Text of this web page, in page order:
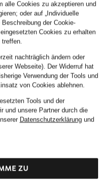
alle Cookies zu akzeptieren und
oder auf „Individuelle
der Cookie-
Cookies zu erhalten
treffen.
nachträglich ändern oder
Webseite). Der Widerruf hat
Verwendung der Tools und
von Cookies ablehnen.
Tools und der
und unsere Partner durch die
Datenschutzerklärungund
ZU